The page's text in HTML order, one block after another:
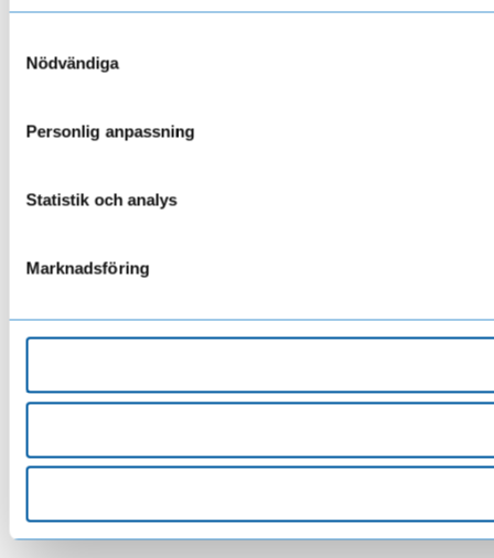
Nödvändiga
Personlig anpassning
Statistik och analys
Marknadsföring